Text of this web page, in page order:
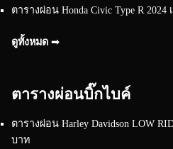
ตารางผ่อน Honda Civic Type R
ดูทั้งหมด ➟
ตารางผ่อนบิ๊กไบค์
ตารางผ่อน Harley Davidson LOW
บาท